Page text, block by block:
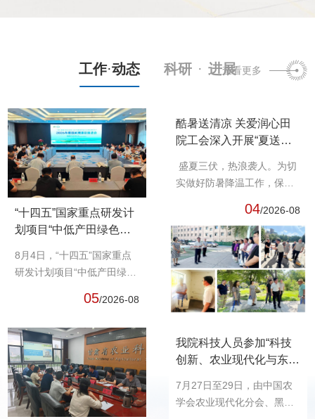
工作·动态 科研 · 进展查看更多
“十四五”国家重点研发计
划项目“中低产田绿色增
技术”现场观摩及推进会
在定西召开
8月4日，“十四五”国家重点
研发计划项目“中低产田绿色
05/2026-08
酷暑送清凉 关爱润心田
院工会深入开展“夏送清
盛夏三伏，热浪袭人。为切
实做好防暑降温工作，保障
04/2026-08
我院科技人员参加“科技
创新、农业现代化与东北
7月27日至29日，由中国农
学会农业现代化分会、黑龙